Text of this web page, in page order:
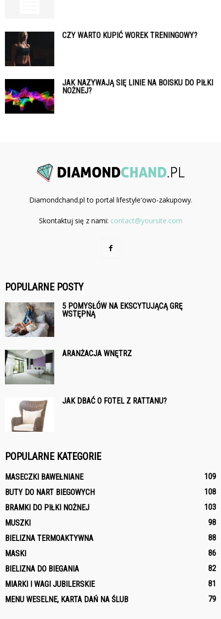
CZY WARTO KUPIĆ WOREK TRENINGOWY?
JAK NAZYWAJĄ SIĘ LINIE NA BOISKU DO PIŁKI
NOŻNEJ?
Diamondchand.pl to portal lifestyle'owo-zakupowy.
Skontaktuj się z nami: contact@yoursite.com
POPULARNE POSTY
5 POMYSŁÓW NA EKSCYTUJĄCĄ GRĘ
WSTĘPNĄ
ARANŻACJA WNĘTRZ
JAK DBAĆ O FOTEL Z RATTANU?
POPULARNE KATEGORIE
MASECZKI BAWEŁNIANE
109
BUTY DO NART BIEGOWYCH
108
BRAMKI DO PIŁKI NOŻNEJ
103
MUSZKI
98
BIELIZNA TERMOAKTYWNA
88
MASKI
86
BIELIZNA DO BIEGANIA
82
MIARKI I WAGI JUBILERSKIE
81
MENU WESELNE, KARTA DAŃ NA ŚLUB
79